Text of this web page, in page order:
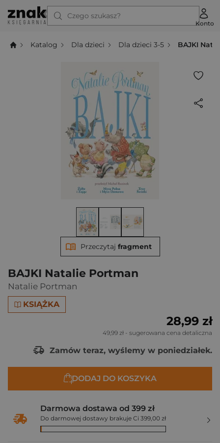
Czego szukasz?
Konto
Katalog Dla dzieci Dla dzieci 3-5 BAJKI
BAJKI Natalie Portman
Natalie Portman
KSIĄŻKA
Przeczytaj fragment
28,99 zł
49,99 zł - sugerowana cena detaliczna
Zamów teraz, wyślemy w poniedziałek.
DODAJ DO KOSZYKA
Darmowa dostawa od 399 zł
Do darmowej dostawy brakuje Ci 399,00 zł